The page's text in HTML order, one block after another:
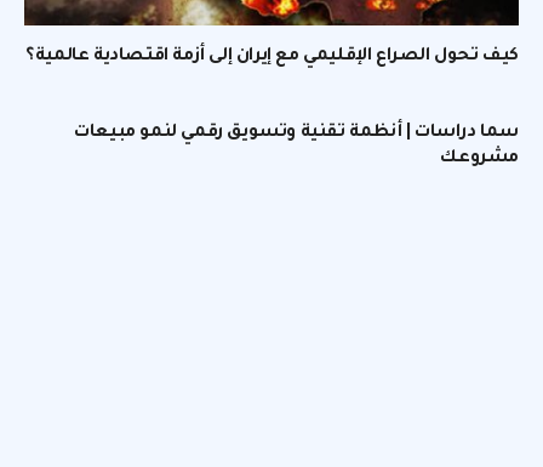
كيف تحول الصراع الإقليمي مع إيران إلى أزمة اقتصادية عالمية؟
سما دراسات | أنظمة تقنية وتسويق رقمي لنمو مبيعات
مشروعك